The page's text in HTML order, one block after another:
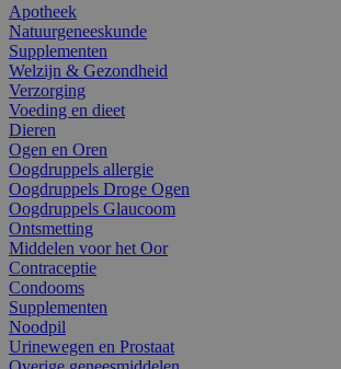
Apotheek
Natuurgeneeskunde
Supplementen
Welzijn & Gezondheid
Verzorging
Voeding en dieet
Dieren
Ogen en Oren
Oogdruppels allergie
Oogdruppels Droge Ogen
Oogdruppels Glaucoom
Ontsmetting
Middelen voor het Oor
Contraceptie
Condooms
Supplementen
Noodpil
Urinewegen en Prostaat